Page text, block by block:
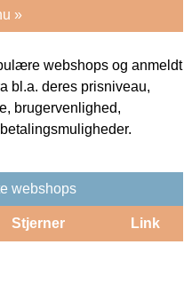
»
webshops og anmeldt
bl.a. deres prisniveau,
brugervenlighed,
webshops
Stjerner Link